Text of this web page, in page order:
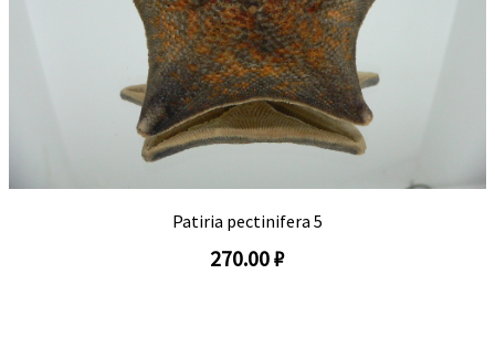
Patiria pectinifera 5
270.00 ₽